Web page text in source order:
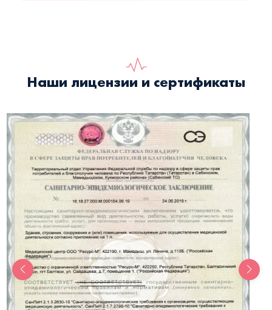
Наши лицензии и сертификаты